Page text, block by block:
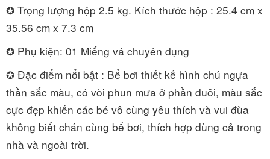
✪ Trọng lượng hộp 2.5 kg. Kích thước hộp : 25.4 cm x
35.56 cm x 7.3 cm
✪ Phụ kiện: 01 Miếng vá chuyên dụng
✪ Đặc điểm nổi bật : Bể bơi thiết kế hình chú ngựa
thần sắc màu, có vòi phun mưa ở phần đuôi, màu sắc
cực đẹp khiến các bé vô cùng yêu thích và vui đùa
không biết chán cùng bể bơi, thích hợp dùng cả trong
nhà và ngoài trời.